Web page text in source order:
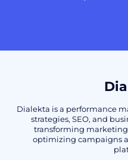
Dialekta is a performance
strategies, SEO, and
transforming
optimizing campaigns